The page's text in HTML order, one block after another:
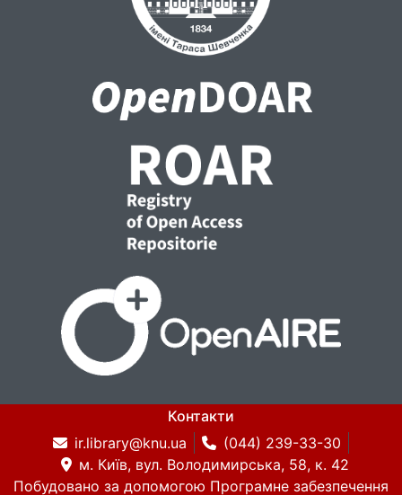
Контакти
ir.library@knu.ua
(044) 239-33-30
м. Київ, вул. Володимирська, 58, к. 42
Побудовано за допомогою Програмне забезпечення